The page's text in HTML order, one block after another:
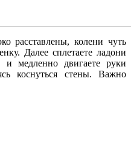
расставлены, колени чуть
Далее сплетаете ладони
медленно двигаете руки
коснуться стены. Важно